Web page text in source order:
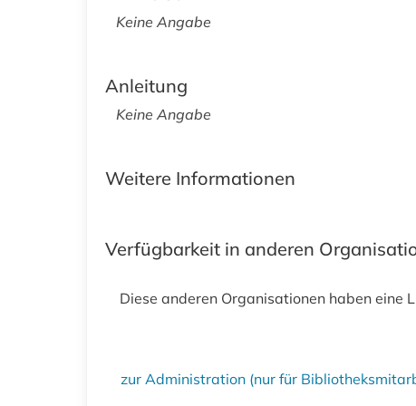
Keine Angabe
Anleitung
Keine Angabe
Weitere Informationen
Verfügbarkeit in anderen
Diese anderen Organisationen haben eine
zur Administration (nur für